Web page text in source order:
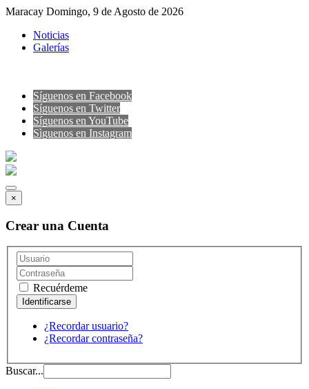
Maracay Domingo, 9 de Agosto de 2026
Noticias
Galerías
Síguenos en Facebook
Síguenos en Twitter
Síguenos en YouTube
Sìguenos en Instagram
×
Crear una Cuenta
Recuérdeme
¿Recordar usuario?
¿Recordar contraseña?
Buscar...